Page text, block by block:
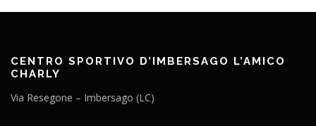
CENTRO SPORTIVO D’IMBERSAGO L’AMICO
CHARLY
Via Resegone – Imbersago (LC)